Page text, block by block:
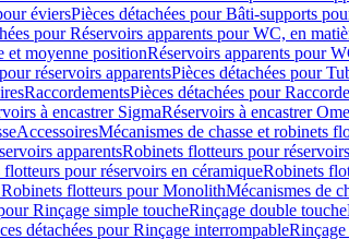
éviersPièces détachées pour Bâti-supports
pour Réservoirs apparents pour WC, en
et moyenne positionRéservoirs apparents pour
réservoirs apparentsPièces détachées pour
RaccordementsPièces détachées pour
à encastrer SigmaRéservoirs à encastrer
AccessoiresMécanismes de chasse et robinets
apparentsRobinets flotteurs pour
pour réservoirs en céramiqueRobinets
Robinets flotteurs pour MonolithMécanismes de
Rinçage simple toucheRinçage double touche
détachées pour Rinçage interrompable